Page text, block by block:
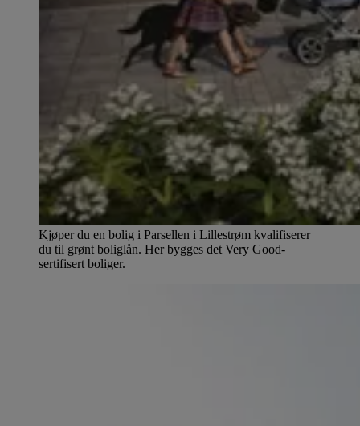
Kjøper du en bolig i Parsellen i Lillestrøm kvalifiserer
du til grønt boliglån. Her bygges det Very Good-
sertifisert boliger.